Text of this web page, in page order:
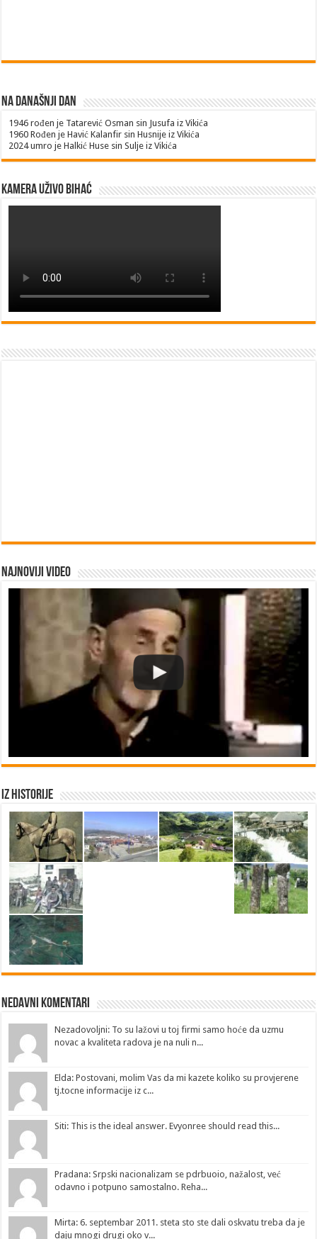
Na današnji dan
1946 rođen je Tatarević Osman sin Jusufa iz Vikića
1960 Rođen je Havić Kalanfir sin Husnije iz Vikića
2024 umro je Halkić Huse sin Sulje iz Vikića
Kamera uživo Bihać
Najnoviji video
Iz historije
Nedavni Komentari
Nezadovoljni: To su lažovi u toj firmi samo hoće da uzmu
novac a kvaliteta radova je na nuli n...
Elda: Postovani, molim Vas da mi kazete koliko su provjerene
tj.tocne informacije iz c...
Siti: This is the ideal answer. Evyonree should read this...
Pradana: Srpski nacionalizam se pdrbuoio, nažalost, već
odavno i potpuno samostalno. Reha...
Mirta: 6. septembar 2011. steta sto ste dali oskvatu treba da je
daju mnogi drugi oko v...